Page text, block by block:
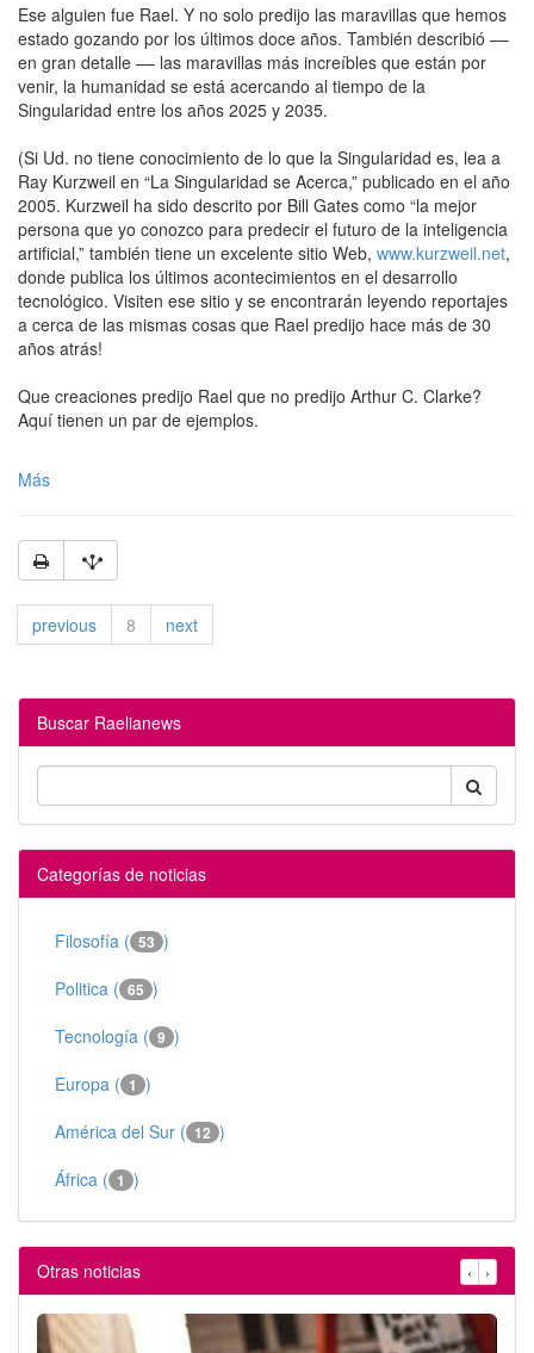
Ese alguien fue Rael. Y no solo predijo las maravillas que hemos
estado gozando por los últimos doce años. También describió ––
en gran detalle –– las maravillas más increíbles que están por
venir, la humanidad se está acercando al tiempo de la
Singularidad entre los años 2025 y 2035.
(Si Ud. no tiene conocimiento de lo que la Singularidad es, lea a
Ray Kurzweil en “La Singularidad se Acerca,” publicado en el año
2005. Kurzweil ha sido descrito por Bill Gates como “la mejor
persona que yo conozco para predecir el futuro de la inteligencia
artificial,” también tiene un excelente sitio Web, www.kurzweil.net,
donde publica los últimos acontecimientos en el desarrollo
tecnológico. Visiten ese sitio y se encontrarán leyendo reportajes
a cerca de las mismas cosas que Rael predijo hace más de 30
años atrás!
Que creaciones predijo Rael que no predijo Arthur C. Clarke?
Aquí tienen un par de ejemplos.
Más
previous 8 next
Buscar Raelianews
Categorías de noticias
Filosofía ( 53 )
Politica ( 65 )
Tecnología ( 9 )
Europa ( 1 )
América del Sur ( 12 )
África ( 1 )
Otras noticias ‹ ›